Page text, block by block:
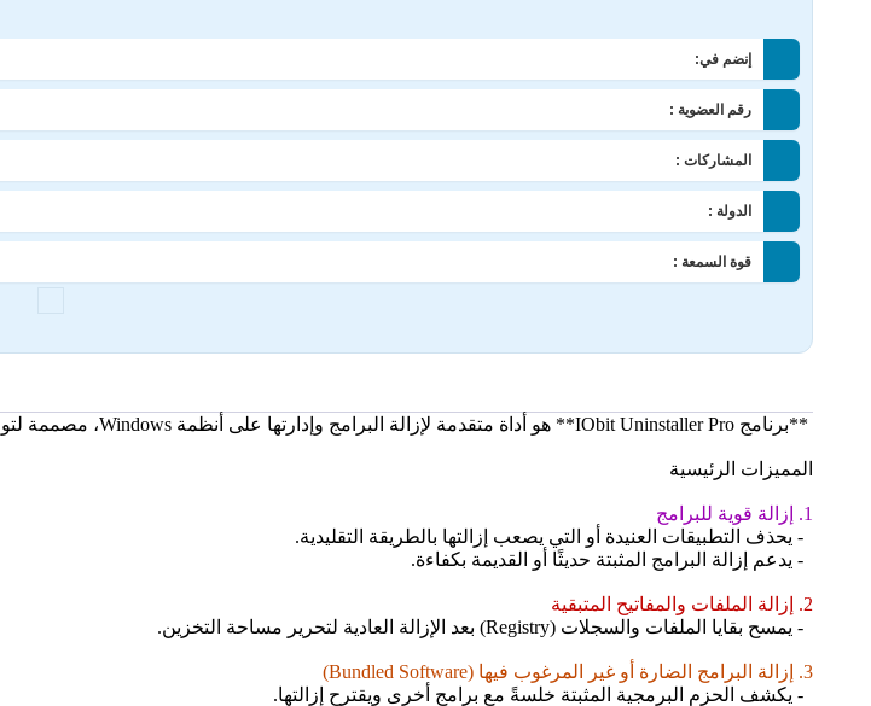
إنضم في:
رقم العضوية :
المشاركات :
الدولة :
قوة السمعة :
**برنامج IObit Uninstaller Pro** هو أداة متقدمة لإزالة البرامج وإدارتها على أنظمة Windows، مصممة لتوفير إزالة شاملة وسهلة للتطبيقات غير المرغوب فيها أو العناصر المتبقية بعد الإزالة العادية.
المميزات الرئيسية
1. إزالة قوية للبرامج
- يحذف التطبيقات العنيدة أو التي يصعب إزالتها بالطريقة التقليدية.
- يدعم إزالة البرامج المثبتة حديثًا أو القديمة بكفاءة.
2. إزالة الملفات والمفاتيح المتبقية
- يمسح بقايا الملفات والسجلات (Registry) بعد الإزالة العادية لتحرير مساحة التخزين.
3. إزالة البرامج الضارة أو غير المرغوب فيها (Bundled Software)
- يكشف الحزم البرمجية المثبتة خلسةً مع برامج أخرى ويقترح إزالتها.